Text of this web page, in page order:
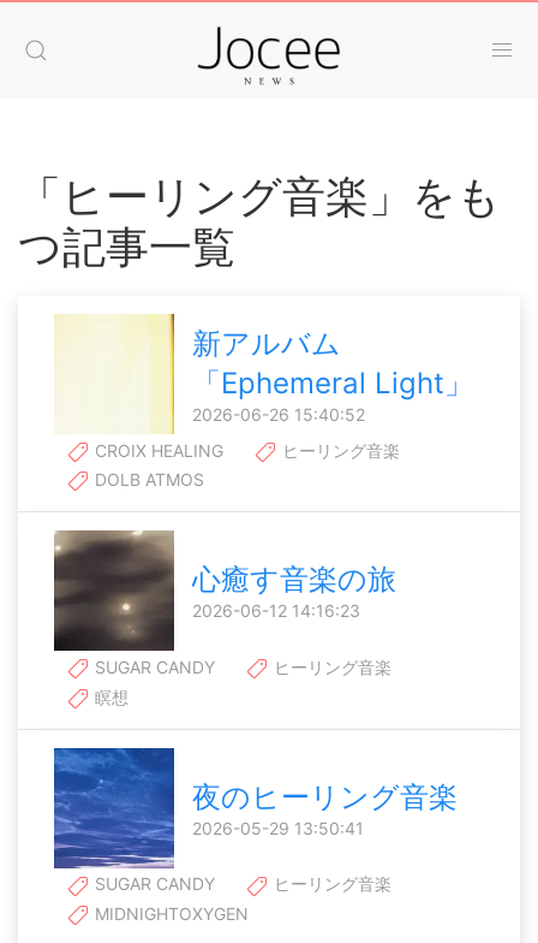
「ヒーリング音楽」をも
つ記事一覧
新アルバム
「Ephemeral Light」
2026-06-26 15:40:52
CROIX HEALING
ヒーリング音楽
DOLB ATMOS
心癒す音楽の旅
2026-06-12 14:16:23
SUGAR CANDY
ヒーリング音楽
瞑想
夜のヒーリング音楽
2026-05-29 13:50:41
SUGAR CANDY
ヒーリング音楽
MIDNIGHTOXYGEN